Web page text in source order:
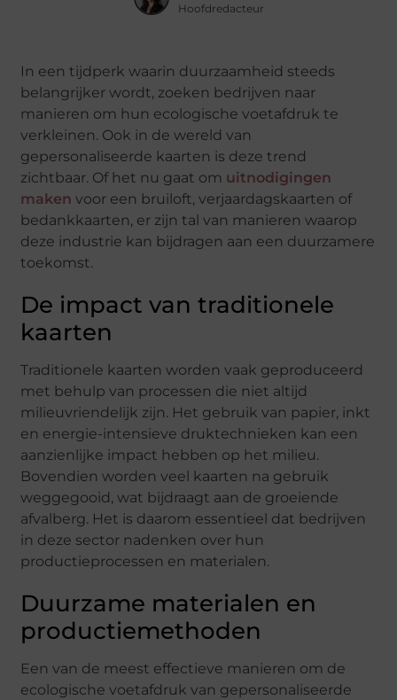
Hoofdredacteur
In een tijdperk waarin duurzaamheid steeds
belangrijker wordt, zoeken bedrijven naar
manieren om hun ecologische voetafdruk te
verkleinen. Ook in de wereld van
gepersonaliseerde kaarten is deze trend
zichtbaar. Of het nu gaat om uitnodigingen
maken voor een bruiloft, verjaardagskaarten of
bedankkaarten, er zijn tal van manieren waarop
deze industrie kan bijdragen aan een duurzamere
toekomst.
De impact van traditionele
kaarten
Traditionele kaarten worden vaak geproduceerd
met behulp van processen die niet altijd
milieuvriendelijk zijn. Het gebruik van papier, inkt
en energie-intensieve druktechnieken kan een
aanzienlijke impact hebben op het milieu.
Bovendien worden veel kaarten na gebruik
weggegooid, wat bijdraagt aan de groeiende
afvalberg. Het is daarom essentieel dat bedrijven
in deze sector nadenken over hun
productieprocessen en materialen.
Duurzame materialen en
productiemethoden
Een van de meest effectieve manieren om de
ecologische voetafdruk van gepersonaliseerde